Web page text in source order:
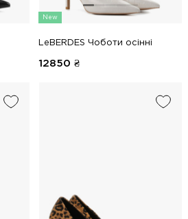
New
LeBERDES Чоботи осінні
12850 ₴